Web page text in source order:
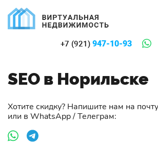
+7 (921) 947-10-93
SEO в Норильске
Хотите скидку? Напишите нам на
или в WhatsApp / Телеграм: